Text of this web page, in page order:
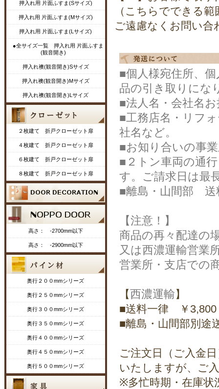
押入れ用 片面ふすま(Sサイズ)
押入れ用 片面ふすま(Mサイズ)
押入れ用 片面ふすま(Lサイズ)
●全サイズ一覧 押入れ用 片面ふすま
(観音開き)
押入れ襖(観音開き)Sサイズ
押入れ襖(観音開き)Mサイズ
押入れ襖(観音開き)Lサイズ
２枚建て 折戸クローゼット扉
４枚建て 折戸クローゼット扉
６枚建て 折戸クローゼット扉
８枚建て 折戸クローゼット扉
高さ： -2700mm以下
高さ： -2900mm以下
奥行２００mmシリーズ
奥行２５０mmシリーズ
奥行３００mmシリーズ
奥行３５０mmシリーズ
奥行４００mmシリーズ
奥行４５０mmシリーズ
奥行５００mmシリーズ
（こちらでできる
ご遠慮なくお問い合
■個人様宛住所、
品の引き取りにな
■法人名・会社名
■工務店名・リフ
社名など。
■お知り合いの事
■２トン車両の通
す。ご請求日は最
■離島・山間部 送
【注意！】
商品の再々配達の
又は西濃運輸営業
営業所・支店での
【西濃運輸】
■送料一律 ￥3,800
■離島・山間部別途
ご注文日（ご入金
いたしますが、ご
※多忙時期・在庫状